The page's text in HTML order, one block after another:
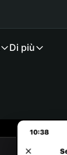
Di più